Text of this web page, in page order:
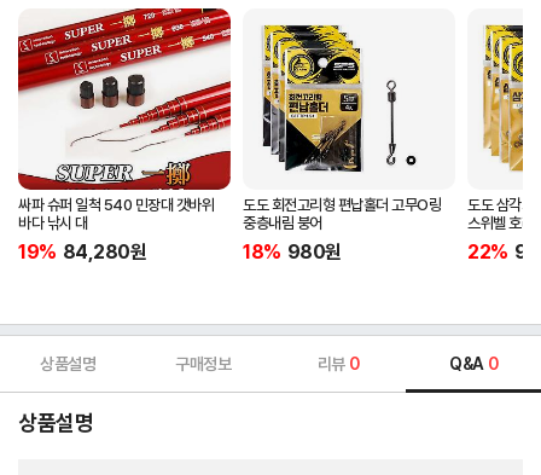
싸파 슈퍼 일척 540 민장대 갯바위
바다 낚시 대
19% 84,280원
도도 회전고리형 편납홀더 고무O링
중층내림 붕어
18% 980원
도도 삼각회
스위벨 호래
22%
상품설명 구매정보 리뷰 0 Q&A 0
상품설명